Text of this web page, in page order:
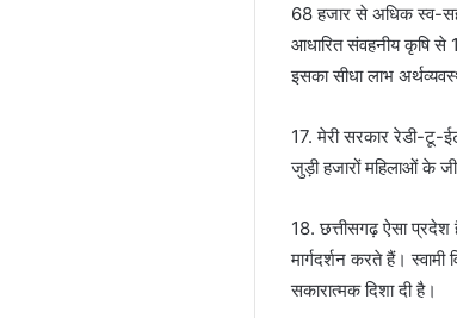
68 हजार से अधिक स्व-
आधारित संवहनीय कृषि से
इसका सीधा लाभ
17. मेरी सरकार रेडी-टू-
जुड़ी हजारों महिलाओं के
18. छत्तीसगढ़ ऐसा प्रदेश
मार्गदर्शन करते हैं।
सकारात्मक दिशा दी है।